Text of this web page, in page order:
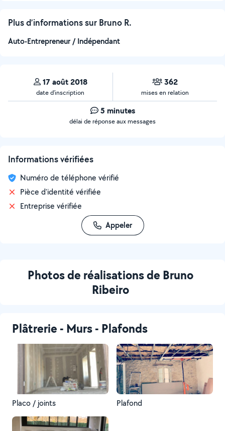
Plus d’informations sur Bruno R.
Auto-Entrepreneur / Indépendant
17 août 2018
date d’inscription
362
mises en relation
5 minutes
délai de réponse aux messages
Informations vérifiées
Numéro de téléphone vérifié
Pièce d'identité vérifiée
Entreprise vérifiée
Appeler
Photos de réalisations de Bruno
Ribeiro
Plâtrerie - Murs - Plafonds
Placo / joints Plafond